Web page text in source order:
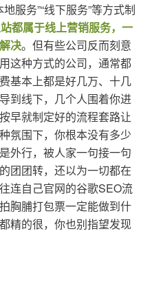
服务”“线下服务”等方式制
都属于线上营销服务，一
决。但有些公司反而刻意
这种方式的公司，通常都
基本上都是好几万、十几
到线下，几个人围着你进
早就制定好的流程套路让
氛围下，你根本没有多少
外行，被人家一句接一句
团团转，还以为一切都在
连自己官网的谷歌SEO流
胸脯打包票一定能做到什
精的很，你也别指望发现